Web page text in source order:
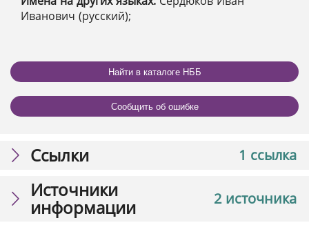
Иванович (русский);
Найти в каталоге НББ
Сообщить об ошибке
1 ссылка
Ссылки
2 источника
Источники
информации